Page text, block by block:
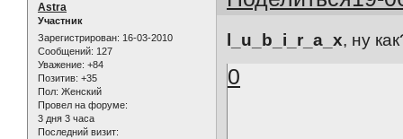
Astra
Участник
Зарегистрирован: 16-03-2010
Сообщений: 127
Уважение: +84
Позитив: +35
Пол: Женский
Провел на форуме:
3 дня 3 часа
Последний визит:
l_u_b_i_r_a_x, ну
0